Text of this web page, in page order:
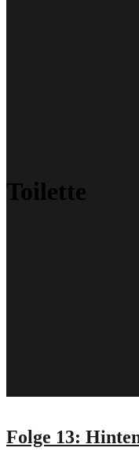
Toilette
Folge 13: